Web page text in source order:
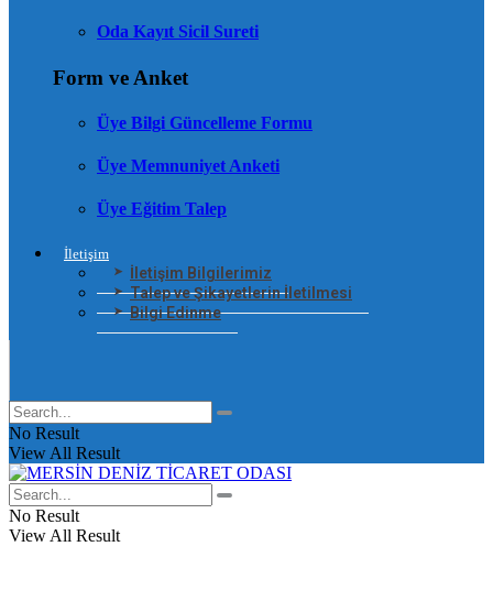
Oda Kayıt Sicil Sureti
Form ve Anket
Üye Bilgi Güncelleme Formu
Üye Memnuniyet Anketi
Üye Eğitim Talep
İletişim
İletişim Bilgilerimiz
Talep ve Şikayetlerin İletilmesi
Bilgi Edinme
No Result
View All Result
No Result
View All Result